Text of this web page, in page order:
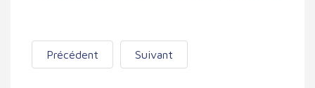
Précédent Suivant